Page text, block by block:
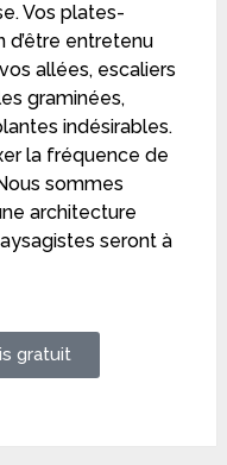
Vos plates-
entretenu
allées, escaliers
graminées,
indésirables.
la fréquence de
sommes
architecture
seront à
gratuit